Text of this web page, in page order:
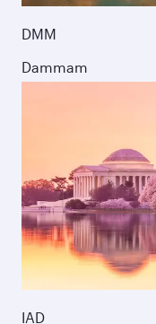
DMM
Dammam
IAD